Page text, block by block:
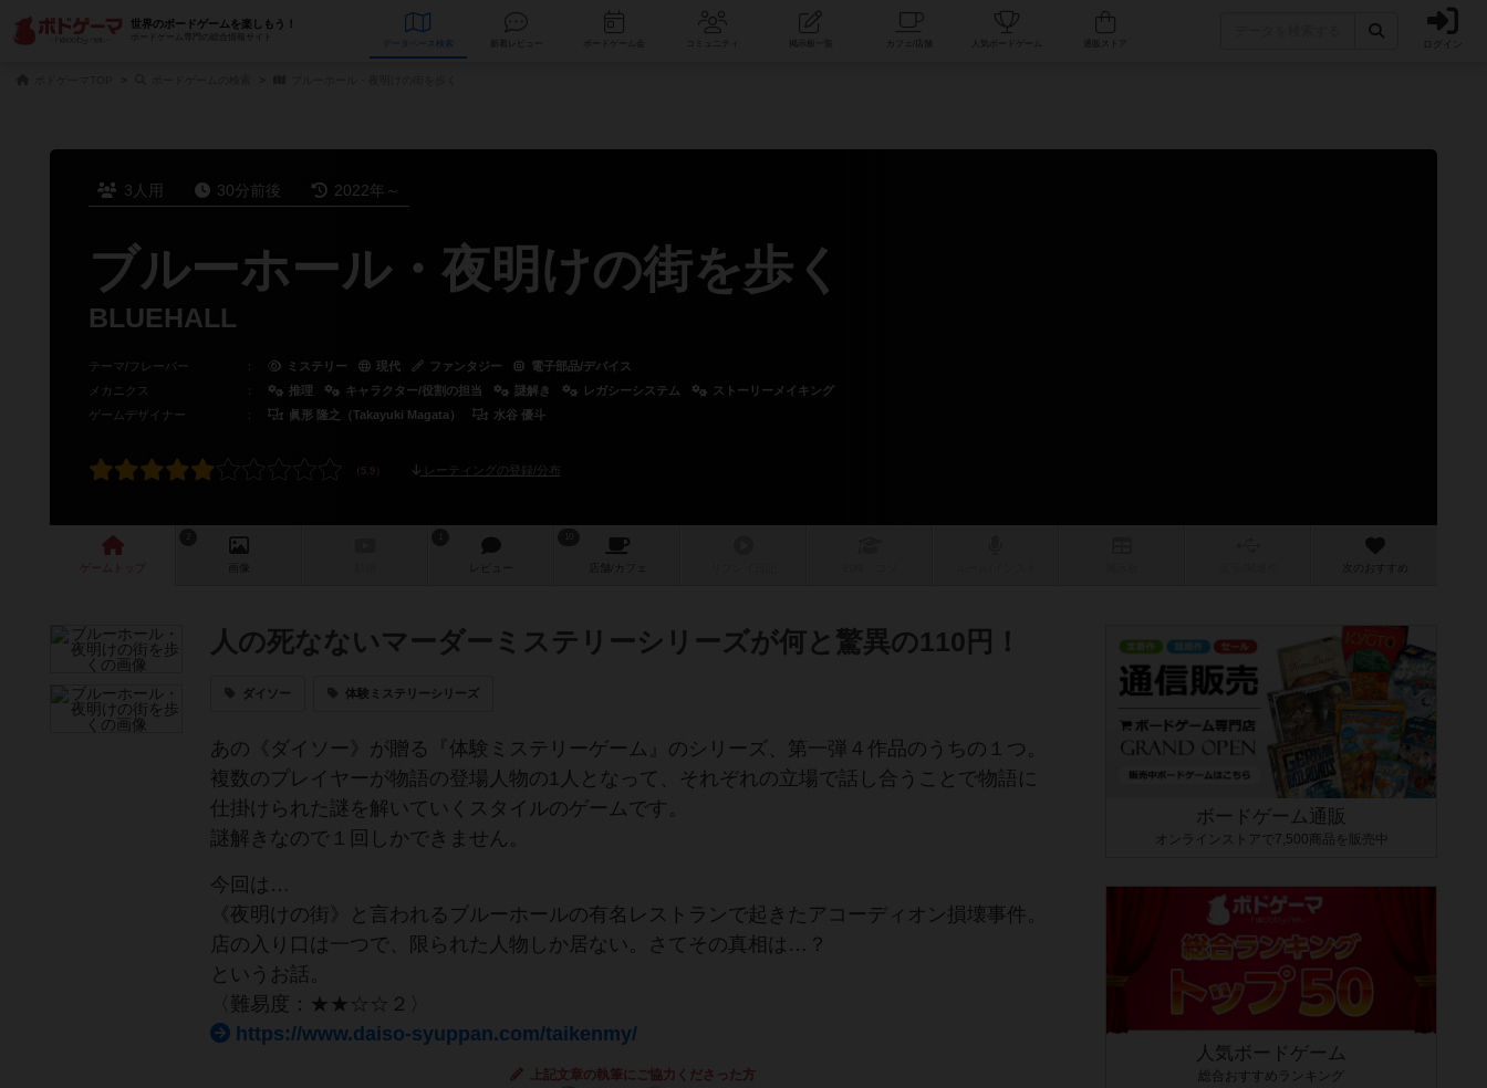
世界のボードゲームを楽しもう！
ボードゲーム専門の総合情報サイト
データベース コミュニティ 人気ボードゲーム ログイン
3人用 30分前後 2022年～
ブルーホール・夜明けの街を歩く
BLUEHALL
テーマ/フレーバー ： ミステリー 現代 ファンタジー
電子部品/デバイス
メカニクス
： 推理 キャラクター/役割の担当 謎解き レガシーシステム
ストーリーメイキング
ゲームデザイナー
： 眞形 隆之（Takayuki Magata） 水谷 優斗
レーティングの登録/分布
ゲーム 画像 レビュー 店舗/ カフェ 次のおすすめ
人の死なないマーダーミステリーシリーズが何と驚異の110円！
ダイソー 体験ミステリーシリーズ
あの《ダイソー》が贈る『体験ミステリーゲーム』のシリーズ、第一弾４作品のうちの１つ。
複数のプレイヤーが物語の登場人物の1人となって、それぞれの立場で話し合うことで物語に
仕掛けられた謎を解いていくスタイルのゲームです。
謎解きなので１回しかできません。
今回は…
《夜明けの街》と言われるブルーホールの有名レストランで起きたアコーディオン損壊事件。
店の入り口は一つで、限られた人物しか居ない。さてその真相は…？
というお話。
〈難易度：★★☆☆２〉
https://www.daiso-syuppan.com/taikenmy/
上記文章の執筆にご協力くださった方
ボードゲーム通販
オンラインストアで7,500商品を販売中
人気ボードゲーム
総合おすすめランキング